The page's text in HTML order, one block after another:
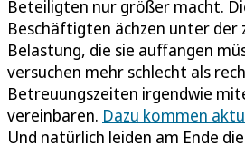
Beteiligten nur größer macht.
Beschäftigten ächzen unter der
Belastung, die sie auffangen
versuchen mehr schlecht als
Betreuungszeiten irgendwie
vereinbaren. Dazu kommen
Und natürlich leiden am Ende